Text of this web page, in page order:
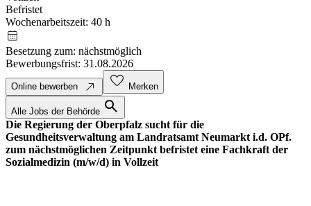
Befristet
Wochenarbeitszeit: 40 h
calendar_month
Besetzung zum: nächstmöglich
Bewerbungsfrist: 31.08.2026
Online bewerben north_east favorite Merken
Alle Jobs der Behörde search
Die Regierung der Oberpfalz sucht für die
Gesundheitsverwaltung am Landratsamt Neumarkt i.d. OPf.
zum nächstmöglichen Zeitpunkt befristet eine Fachkraft der
Sozialmedizin (m/w/d) in Vollzeit